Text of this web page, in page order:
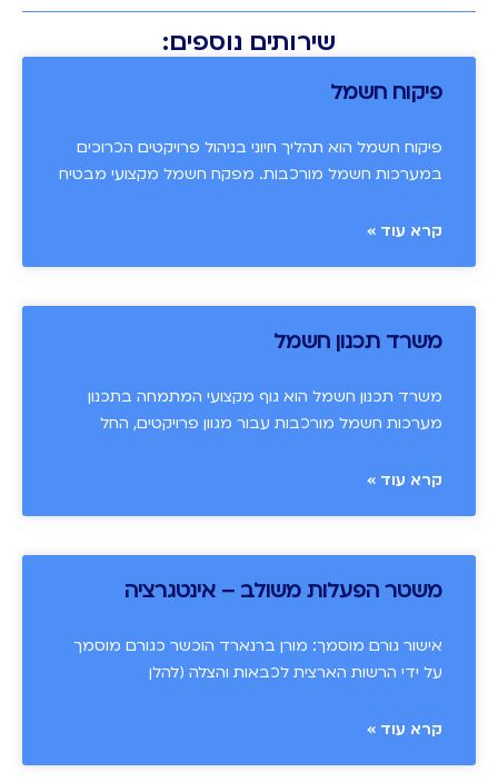
שירותים נוספים:
פיקוח חשמל
פיקוח חשמל הוא תהליך חיוני בניהול פרויקטים הכרוכים
במערכות חשמל מורכבות. מפקח חשמל מקצועי מבטיח
קרא עוד »
משרד תכנון חשמל
משרד תכנון חשמל הוא גוף מקצועי המתמחה בתכנון
מערכות חשמל מורכבות עבור מגוון פרויקטים, החל
קרא עוד »
משטר הפעלות משולב – אינטגרציה
אישור גורם מוסמך: מורן ברנארד הוכשר כגורם מוסמך
על ידי הרשות הארצית לכבאות והצלה (להלן
קרא עוד »